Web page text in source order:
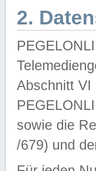
2.
Abschnitt VI
sowie die
/679) und